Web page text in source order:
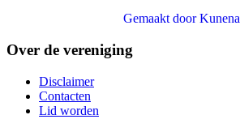
Gemaakt doorKunena
Over de vereniging
Disclaimer
Contacten
Lid worden